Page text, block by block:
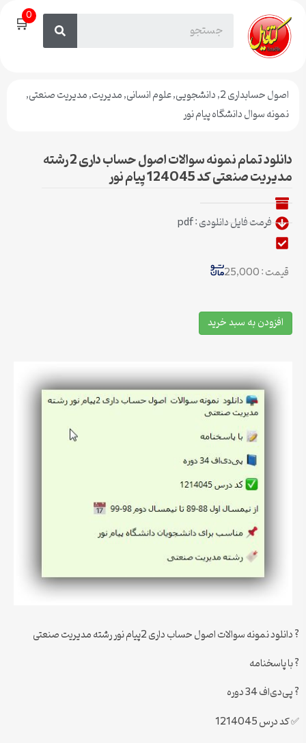
🛒0
اصول حسابداری 2 ,دانشجویی,علوم انسانی,مدیریت,مدیریت صنعتی,
نمونه سوال دانشگاه پیام نور
دانلود تمام نمونه سوالات اصول حساب داری 2 رشته
مدیریت صنعتی کد 124045 پیام نور
فرمت فایل دانلودی : pdf
قیمت : 25,000
افزودن به سبد خرید
? دانلود نمونه سوالات اصول حساب داری 2پیام نور رشته مدیریت صنعتی
? با پاسخنامه
? پی‌دی‌اف 34 دوره
✅ کد درس 1214045